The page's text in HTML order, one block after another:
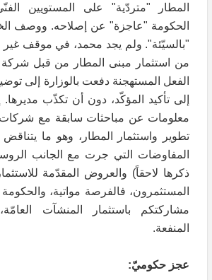
المطار "متردّية" على المستويين
الحكومة "عاجزة" عن إصلاحه. ووصف
"بالسيّئة". ولم يجد محمد، في موقف غير
من استثمار مبنى المطار من قبل شركة
الفعل المستهجنة دفعت بالوزارة إلى
إلى تأكيد المؤكّد، دون أن تكذّب مديرها.
معلومات عن مباحثات سابقة مع
تطوير واستثمار المطار، وهو ما يتناقض
المفاوضات التي جرت مع الجانب
ذكرها لاحقاً) والعروض المقدّمة
المستثمرون، فالفرصة مواتية،
مشاركتكم باستثمار المنشآت
المنفعة.
عجز حكوميّ: